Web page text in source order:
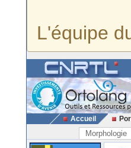
L'équipe
Accueil
Morphologie